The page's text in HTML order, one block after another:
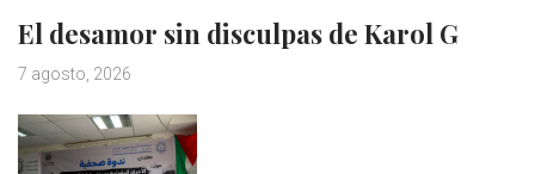
El desamor sin disculpas de Karol G
7 agosto, 2026